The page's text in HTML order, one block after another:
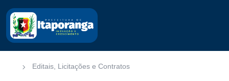
Editais, Licitações e Contratos